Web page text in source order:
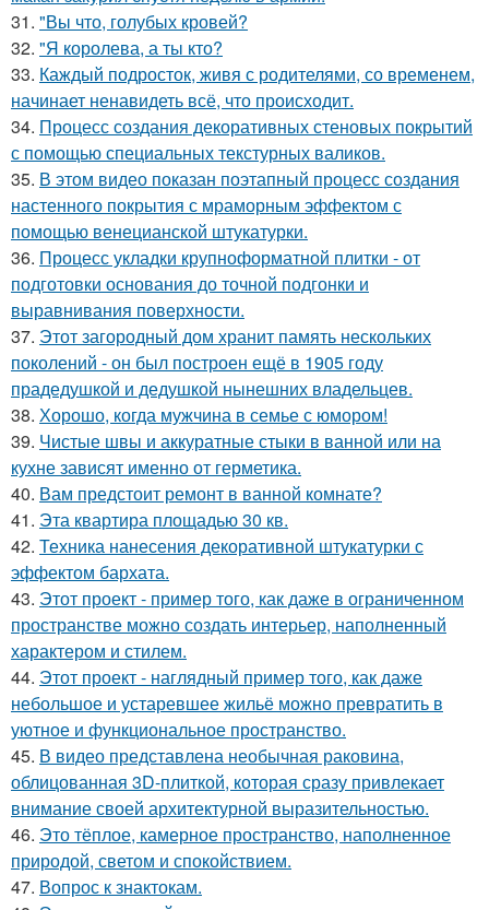
31. "Вы что, голубых кровей?
32. "Я королева, а ты кто?
33. Каждый подросток, живя с родителями, со временем,
начинает ненавидеть всё, что происходит.
34. Процесс создания декоративных стеновых покрытий
с помощью специальных текстурных валиков.
35. В этом видео показан поэтапный процесс создания
настенного покрытия с мраморным эффектом с
помощью венецианской штукатурки.
36. Процесс укладки крупноформатной плитки - от
подготовки основания до точной подгонки и
выравнивания поверхности.
37. Этот загородный дом хранит память нескольких
поколений - он был построен ещё в 1905 году
прадедушкой и дедушкой нынешних владельцев.
38. Хорошо, когда мужчина в семье с юмором!
39. Чистые швы и аккуратные стыки в ванной или на
кухне зависят именно от герметика.
40. Вам предстоит ремонт в ванной комнате?
41. Эта квартира площадью 30 кв.
42. Техника нанесения декоративной штукатурки с
эффектом бархата.
43. Этот проект - пример того, как даже в ограниченном
пространстве можно создать интерьер, наполненный
характером и стилем.
44. Этот проект - наглядный пример того, как даже
небольшое и устаревшее жильё можно превратить в
уютное и функциональное пространство.
45. В видео представлена необычная раковина,
облицованная 3D-плиткой, которая сразу привлекает
внимание своей архитектурной выразительностью.
46. Это тёплое, камерное пространство, наполненное
природой, светом и спокойствием.
47. Вопрос к знактокам.